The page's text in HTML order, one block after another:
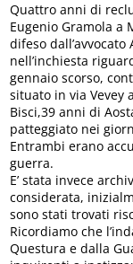
Quattro anni di
Eugenio Gramola a
difeso
nell’inchiesta
gennaio scorso,
situato in via Vevey
Bisci,39 anni di
patteggiato nei
Entrambi erano
guerra.
E’ stata invece
considerata,
sono stati trovati
Ricordiamo che
Questura e dalla